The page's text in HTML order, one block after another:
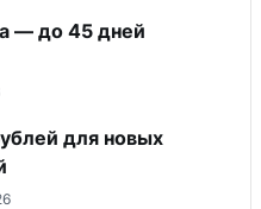
— до 45 дней
для новых